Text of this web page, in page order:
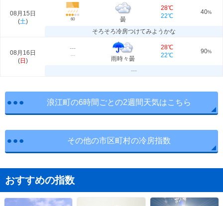
08月15日
(土) 60 曇
28℃
22℃
40%
そろそろ冷房つけてみようかな
08月16日
(日 )
---
---
雨時々曇
28℃
22℃
90%
---
浪江町の6時間ごとの2週間天気はこちら
その他の市区町村の冷房指数
おすすめの指数